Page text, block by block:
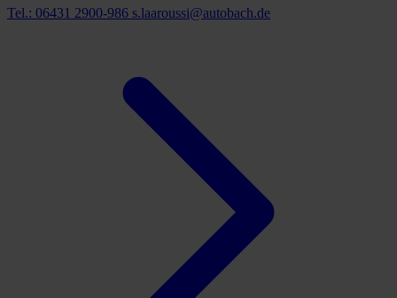
Tel.: 06431 2900-986 s.laaroussi@autobach.de